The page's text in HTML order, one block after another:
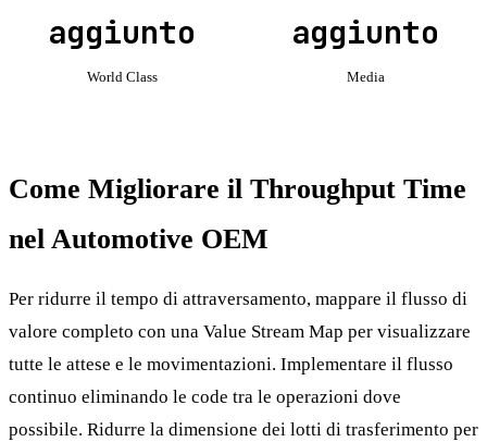
aggiunto
World Class
aggiunto
Media
Come Migliorare il Throughput Time
nel Automotive OEM
Per ridurre il tempo di attraversamento, mappare il flusso di
valore completo con una Value Stream Map per visualizzare
tutte le attese e le movimentazioni. Implementare il flusso
continuo eliminando le code tra le operazioni dove
possibile. Ridurre la dimensione dei lotti di trasferimento per